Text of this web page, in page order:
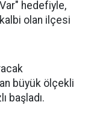
hedefiyle,
olan ilçesi
büyük ölçekli
başladı.